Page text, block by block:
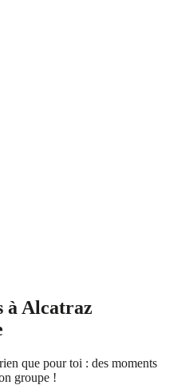
à Alcatraz
que pour toi : des moments
groupe !